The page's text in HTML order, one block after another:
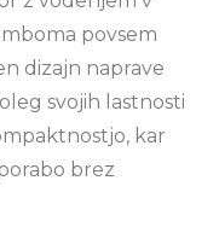
povsem
dizajn naprave
svojih lastnosti
kar
brez